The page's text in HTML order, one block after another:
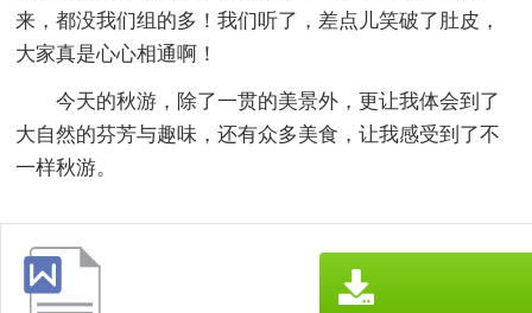
来，都没我们组的多！我们听了，差点儿笑破了肚皮，
大家真是心心相通啊！
今天的秋游，除了一贯的美景外，更让我体会到了
大自然的芬芳与趣味，还有众多美食，让我感受到了不
一样秋游。